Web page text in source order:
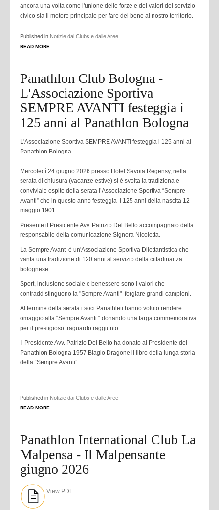
ancora una volta come l'unione delle forze e dei valori del servizio
civico sia il motore principale per fare del bene al nostro territorio.
Published in Notizie dai Clubs e dalle Aree
READ MORE...
Panathlon Club Bologna -
L'Associazione Sportiva
SEMPRE AVANTI festeggia i
125 anni al Panathlon Bologna
L'Associazione Sportiva SEMPRE AVANTI festeggia i 125 anni al
Panathlon Bologna
Mercoledì 24 giugno 2026 presso Hotel Savoia Regensy, nella
serata di chiusura (vacanze estive) si è svolta la tradizionale
conviviale ospite della serata l’Associazione Sportiva “Sempre
Avanti” che in questo anno festeggia i 125 anni della nascita 12
maggio 1901.
Presente il Presidente Avv. Patrizio Del Bello accompagnato della
responsabile della comunicazione Signora Nicoletta.
La Sempre Avanti è un'Associazione Sportiva Dilettantistica che
vanta una tradizione di 120 anni al servizio della cittadinanza
bolognese.
Sport, inclusione sociale e benessere sono i valori che
contraddistinguono la "Sempre Avanti" forgiare grandi campioni.
Al termine della serata i soci Panathleti hanno voluto rendere
omaggio alla “Sempre Avanti “ donando una targa commemorativa
per il prestigioso traguardo raggiunto.
Il Presidente Avv. Patrizio Del Bello ha donato al Presidente del
Panathlon Bologna 1957 Biagio Dragone il libro della lunga storia
della “Sempre Avanti”
Published in Notizie dai Clubs e dalle Aree
READ MORE...
Panathlon International Club La
Malpensa - Il Malpensante
giugno 2026
View PDF